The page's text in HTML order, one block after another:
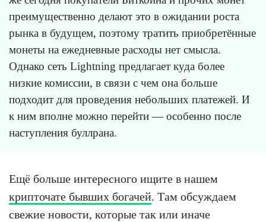
преимущественно делают это в ожидании роста
рынка в будущем, поэтому тратить приобретённые
монеты на ежедневные расходы нет смысла.
Однако сеть Lightning предлагает куда более
низкие комиссии, в связи с чем она больше
подходит для проведения небольших платежей. И
к ним вполне можно перейти — особенно после
наступления буллрана.
Ещё больше интересного ищите в нашем
крипточате бывших богачей. Там обсуждаем
свежие новости, которые так или иначе